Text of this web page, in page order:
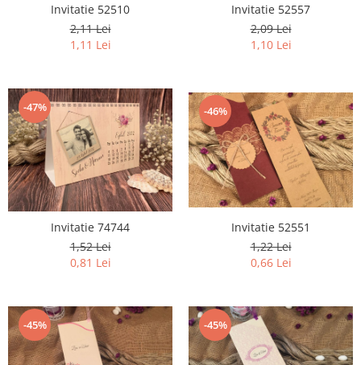
Invitatie 52510
2,11 Lei
1,11 Lei
Invitatie 52557
2,09 Lei
1,10 Lei
-47%
Invitatie 74744
1,52 Lei
0,81 Lei
-46%
Invitatie 52551
1,22 Lei
0,66 Lei
-45% -45%